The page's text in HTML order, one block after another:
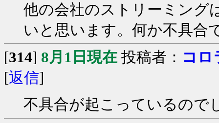
他の会社のストリーミング
いと思います。何か不具合
[314] 8月1日現在 投稿者： コロ
[返信]
不具合が起こっているので